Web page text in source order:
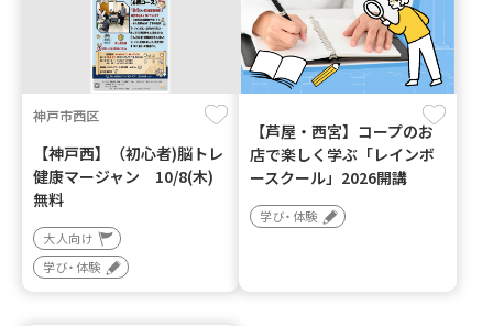
神戸市西区
【神戸西】（初心者)脳トレ
健康マージャン 10/8(木)
無料
大人向け
学び・体験
【芦屋・西宮】コープのお
店で楽しく学ぶ「レインボ
ースクール」2026開講
学び・体験